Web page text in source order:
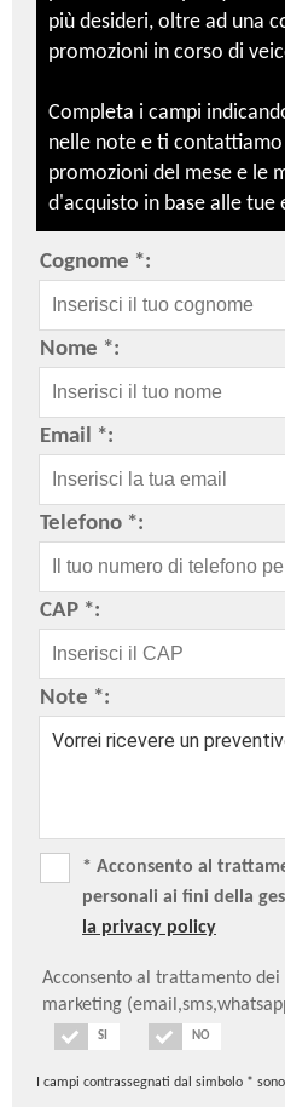
più desideri, oltre ad una
promozioni in corso di
Completa i campi
nelle note e ti
promozioni del mese e le
d'acquisto in base alle tue
Cognome *:
Nome *:
Email *:
Telefono *:
CAP *:
Note *:
* Acconsento al
personali ai fini della
la privacy policy
Acconsento al trattamento
marketing
SI NO
I campi contrassegnati dal simbolo *